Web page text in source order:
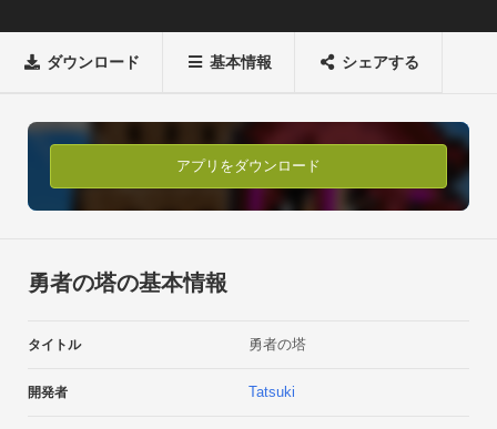
ダウンロード 基本情報 シェアする
アプリをダウンロード
勇者の塔の基本情報
タイトル 勇者の塔
開発者 Tatsuki